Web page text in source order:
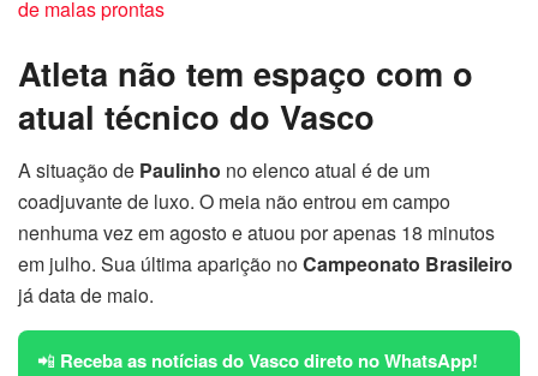
de malas prontas
Atleta não tem espaço com o
atual técnico do Vasco
A situação de Paulinho no elenco atual é de um
coadjuvante de luxo. O meia não entrou em campo
nenhuma vez em agosto e atuou por apenas 18 minutos
em julho. Sua última aparição noCampeonato Brasileiro
já data de maio.
📲 Receba as notícias do Vasco direto no WhatsApp!